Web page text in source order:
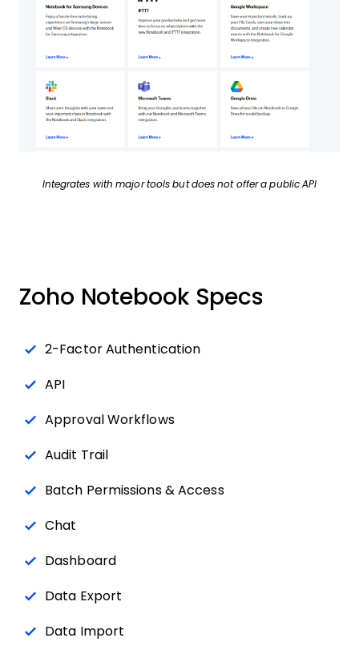
Integrates with major tools but does not offer a public API
Zoho Notebook Specs
2-Factor Authentication
API
Approval Workflows
Audit Trail
Batch Permissions & Access
Chat
Dashboard
Data Export
Data Import